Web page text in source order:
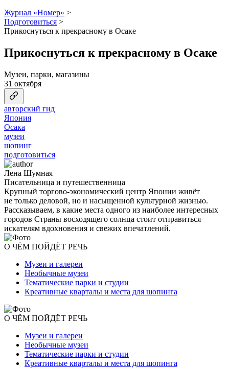
Журнал «Номер» >
Подготовиться >
Прикоснуться к прекрасному в Осаке
Прикоснуться к прекрасному в Осаке
Музеи, парки, магазины
31 октября
авторский гид
Япония
Осака
музеи
шопинг
подготовиться
Лена Шумная
Писательница и путешественница
Крупный торгово-экономический центр Японии живёт
не только деловой, но и насыщенной культурной жизнью.
Рассказываем, в какие места одного из наиболее интересных
городов Страны восходящего солнца стоит отправиться
искателям вдохновения и свежих впечатлений.
О ЧЁМ ПОЙДЁТ РЕЧЬ
Музеи и галереи
Необычные музеи
Тематические парки и студии
Креативные кварталы и места для шопинга
О ЧЁМ ПОЙДЁТ РЕЧЬ
Музеи и галереи
Необычные музеи
Тематические парки и студии
Креативные кварталы и места для шопинга